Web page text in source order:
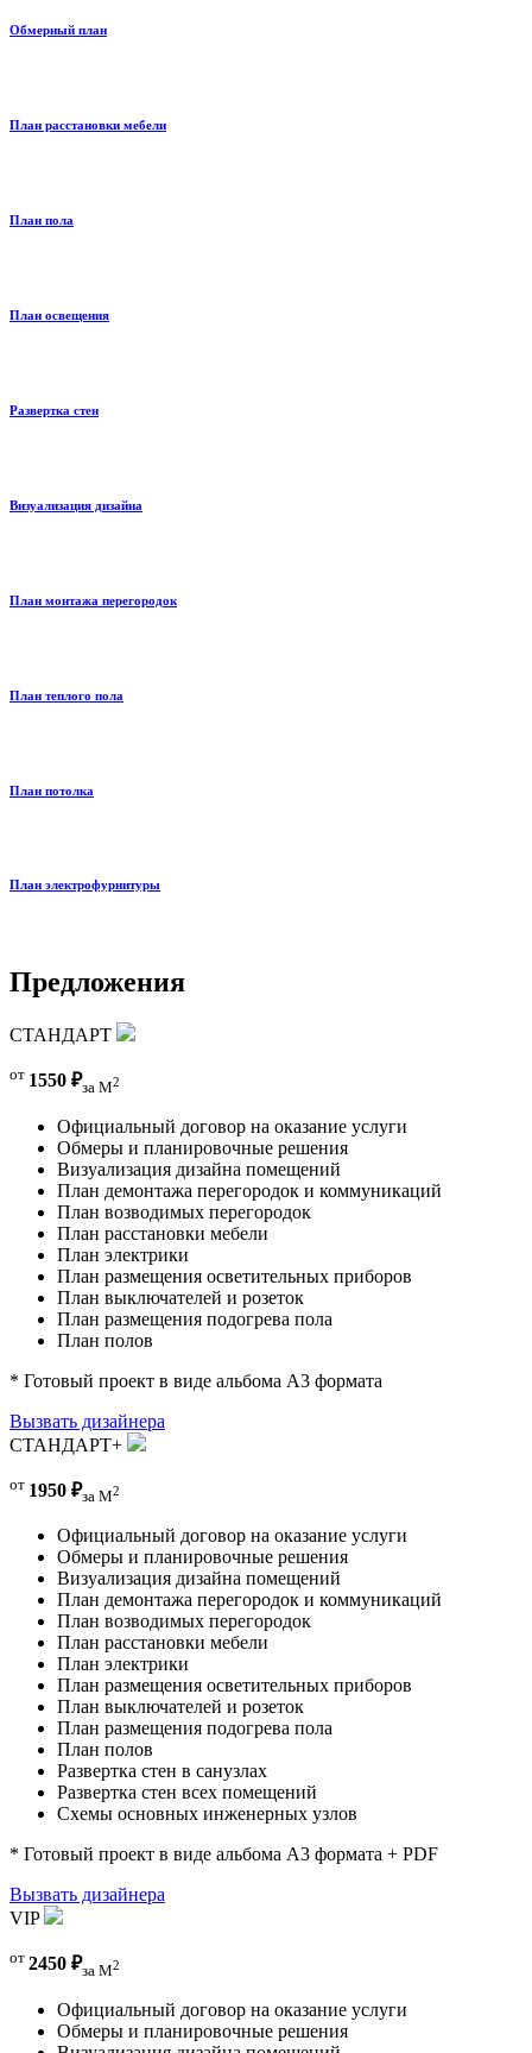
Обмерный план
План расстановки мебели
План пола
План освещения
Развертка стен
Визуализация дизайна
План монтажа перегородок
План теплого пола
План потолка
План электрофурнитуры
Предложения
СТАНДАРТ
от 1550 ₽за М2
Официальный договор на оказание услуги
Обмеры и планировочные решения
Визуализация дизайна помещений
План демонтажа перегородок и коммуникаций
План возводимых перегородок
План расстановки мебели
План электрики
План размещения осветительных приборов
План выключателей и розеток
План размещения подогрева пола
План полов
* Готовый проект в виде альбома А3 формата
Вызвать дизайнера
СТАНДАРТ+
от 1950 ₽за М2
Официальный договор на оказание услуги
Обмеры и планировочные решения
Визуализация дизайна помещений
План демонтажа перегородок и коммуникаций
План возводимых перегородок
План расстановки мебели
План электрики
План размещения осветительных приборов
План выключателей и розеток
План размещения подогрева пола
План полов
Развертка стен в санузлах
Развертка стен всех помещений
Схемы основных инженерных узлов
* Готовый проект в виде альбома А3 формата + PDF
Вызвать дизайнера
VIP
от 2450 ₽за М2
Официальный договор на оказание услуги
Обмеры и планировочные решения